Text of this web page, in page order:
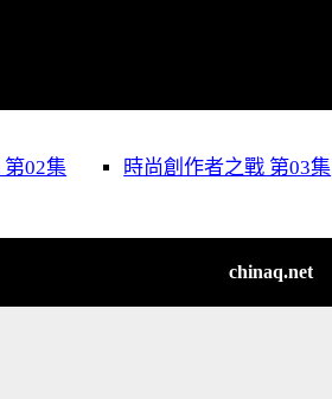
第02集
時尚創作者之戰 第03集
chinaq.net